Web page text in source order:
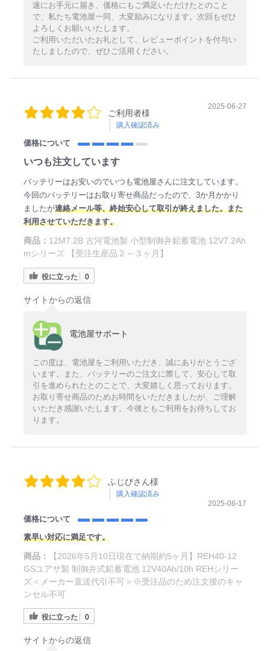
速にお手元に届き、価格にもご満足いただけたとのこと
で、私たち電池屋一同、大変励みになります。次回もぜひ
よろしくお願いいたします。
ご利用いただいたお礼として、レビューポイントを付与い
たしましたので、ぜひご活用ください。
ご利用者様
購入確認済み
2025-06-27
価格について
いつも注文しています
バッテリーはお安いのでいつも電池屋さんに注文しています。
今回のバッテリーはお取り寄せ商品だったので、3か月かかり
ましたが連絡メール等、終始安心して取引が終えました。また
利用させていただきます。
商品： 12M7.2B 古河電池製 小型制御弁鉛蓄電池 12V7.2Ah
mシリーズ 【受注生産品２～３ヶ月】
役に立った 0
サイトからの返信
電池屋サポート
この度は、電池屋をご利用いただき、誠にありがとうござ
います。また、バッテリーのご注文に際して、安心して取
引を進められたとのことで、大変嬉しく思っております。
お取り寄せ商品のためお時間をいただきましたが、ご理解
いただき感謝いたします。今後ともご利用をお待ちしてお
ります。
ふじびさん様
購入確認済み
2025-06-17
価格について
素早い対応に満足です。
商品：
【2026年5月10日現在で納期約5ヶ月】REH40-12
GSユアサ製 制御弁式鉛蓄電池 12V40Ah/10h REHシリー
ズ＜メーカー直送代引不可＞※受注品のため注文後のキャ
ンセル不可
役に立った 0
サイトからの返信